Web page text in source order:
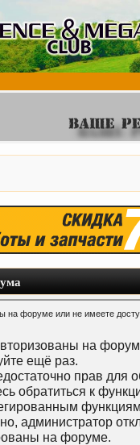
на форуме или не имеете
на
ещё раз.
прав для
обратиться к
администратор
на форуме.